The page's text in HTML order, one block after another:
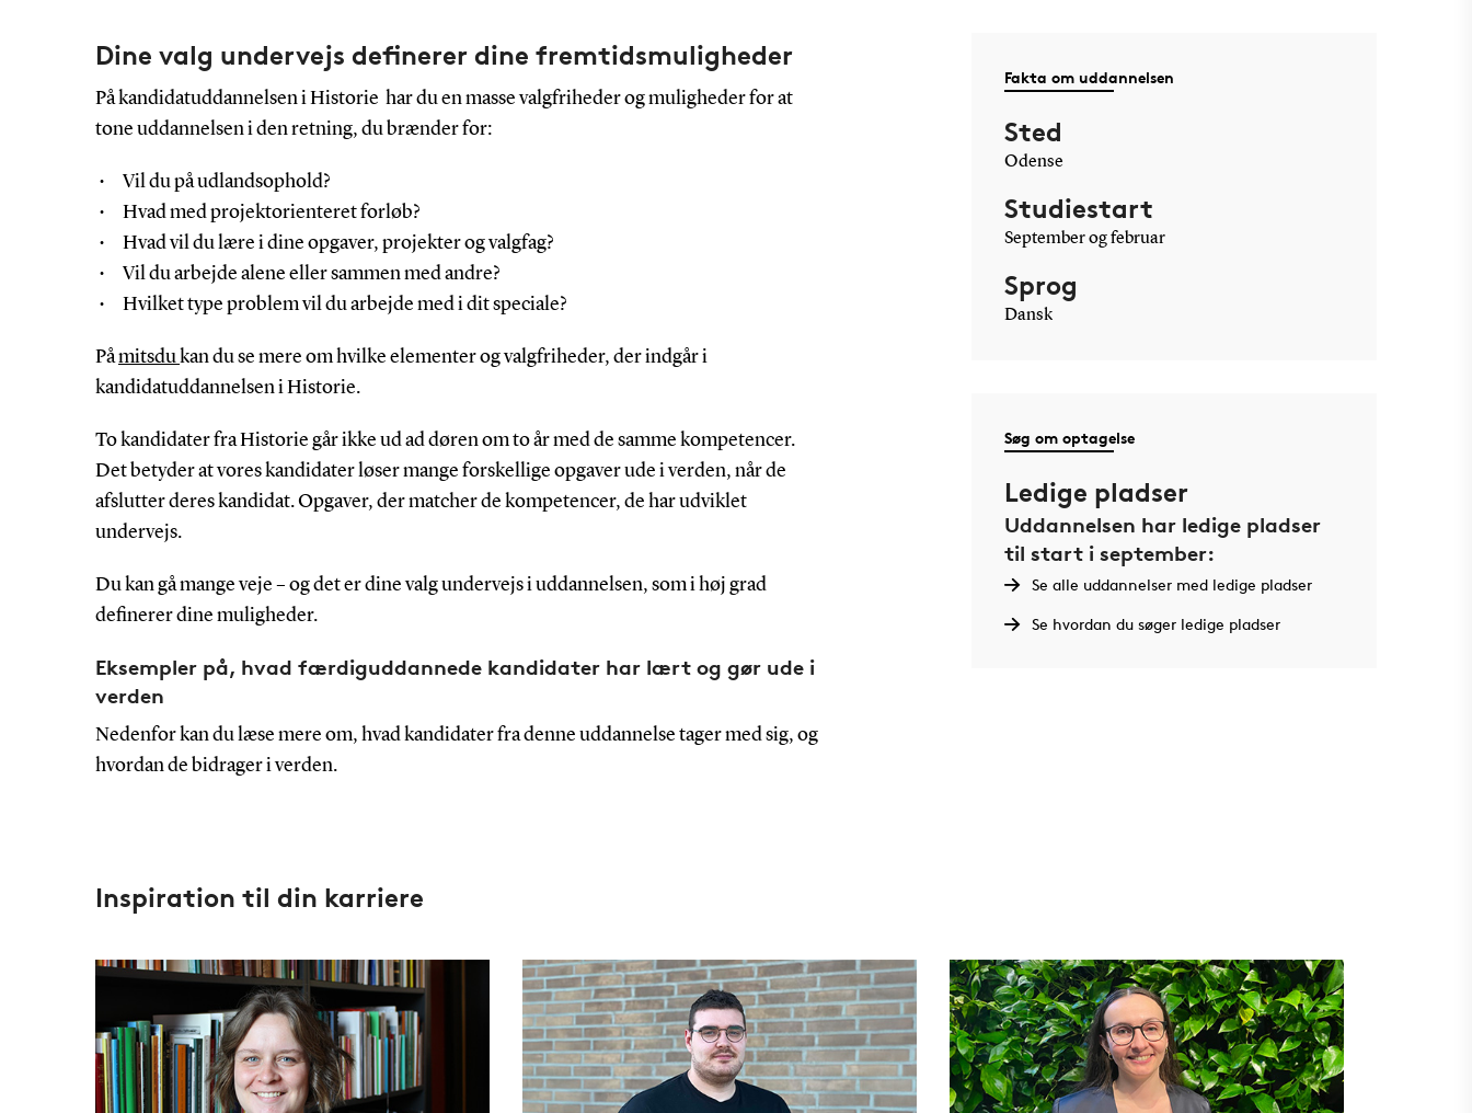
Dine valg undervejs definerer dine fremtidsmuligheder
På kandidatuddannelsen i Historie har du en masse valgfriheder og muligheder for at
tone uddannelsen i den retning, du brænder for:
Vil du på udlandsophold?
Hvad med projektorienteret forløb?
Hvad vil du lære i dine opgaver, projekter og valgfag?
Vil du arbejde alene eller sammen med andre?
Hvilket type problem vil du arbejde med i dit speciale?
På mitsdu kan du se mere om hvilke elementer og valgfriheder, der indgår i
kandidatuddannelsen i Historie.
To kandidater fra Historie går ikke ud ad døren om to år med de samme kompetencer.
Det betyder at vores kandidater løser mange forskellige opgaver ude i verden, når de
afslutter deres kandidat. Opgaver, der matcher de kompetencer, de har udviklet
undervejs.
Du kan gå mange veje – og det er dine valg undervejs i uddannelsen, som i høj grad
definerer dine muligheder.
Eksempler på, hvad færdiguddannede kandidater har lært og gør ude i
verden
Nedenfor kan du læse mere om, hvad kandidater fra denne uddannelse tager med sig, og
hvordan de bidrager i verden.
Fakta om uddannelsen
Sted
Odense
Studiestart
September og februar
Sprog
Dansk
Søg om optagelse
Ledige pladser
Uddannelsen har ledige pladser
til start i september:
Se alle uddannelser med ledige pladser
Se hvordan du søger ledige pladser
Inspiration til din karriere